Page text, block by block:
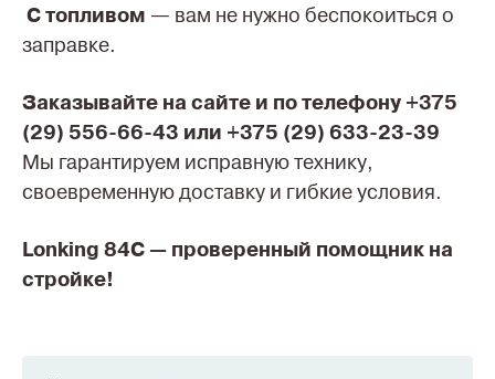
С топливом — вам не нужно беспокоиться о
заправке.
Заказывайте на сайте и по телефону +375
(29) 556-66-43 или +375 (29) 633-23-39
Мы гарантируем исправную технику,
своевременную доставку и гибкие условия.
Lonking 84C — проверенный помощник на
стройке!